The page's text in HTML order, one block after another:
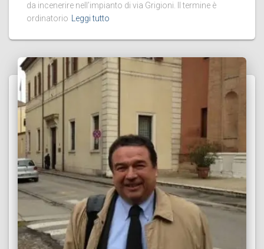
da incenerire nell’impianto di via Grigioni. Il termine è
ordinatorio
Leggi tutto